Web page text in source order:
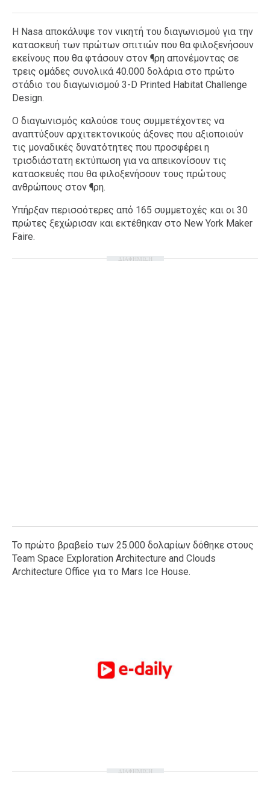
Η Nasa αποκάλυψε τον νικητή του διαγωνισμού για την
κατασκευή των πρώτων σπιτιών που θα φιλοξενήσουν
εκείνους που θα φτάσουν στον ¶ρη απονέμοντας σε
τρεις ομάδες συνολικά 40.000 δολάρια στο πρώτο
στάδιο του διαγωνισμού 3-D Printed Habitat Challenge
Design.
Ο διαγωνισμός καλούσε τους συμμετέχοντες να
αναπτύξουν αρχιτεκτονικούς άξονες που αξιοποιούν
τις μοναδικές δυνατότητες που προσφέρει η
τρισδιάστατη εκτύπωση για να απεικονίσουν τις
κατασκευές που θα φιλοξενήσουν τους πρώτους
ανθρώπους στον ¶ρη.
Υπήρξαν περισσότερες από 165 συμμετοχές και οι 30
πρώτες ξεχώρισαν και εκτέθηκαν στο New York Maker
Faire.
ΔΙΑΦΗΜΙΣΗ
Το πρώτο βραβείο των 25.000 δολαρίων δόθηκε στους
Team Space Exploration Architecture and Clouds
Architecture Office για το Mars Ice House.
ΔΙΑΦΗΜΙΣΗ